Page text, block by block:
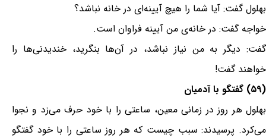
بهلول گفت: آیا شما را هیچ آیینه‌ای در خانه نباشد؟
خواجه گفت: در خانه‌ی من آیینه فراوان است.
گفت: دیگر به من نیاز نباشد، در آن‌ها بنگرید، خندیدنی‌ها را
خواهند گفت!
(۵۹) گفتگو با آدمیان
بهلول هر روز در زمانی معین، ساعتی را با خود حرف می‌زد و نجوا
می‌کرد. پرسیدند: سبب چیست که هر روز ساعتی را با خود گفتگو